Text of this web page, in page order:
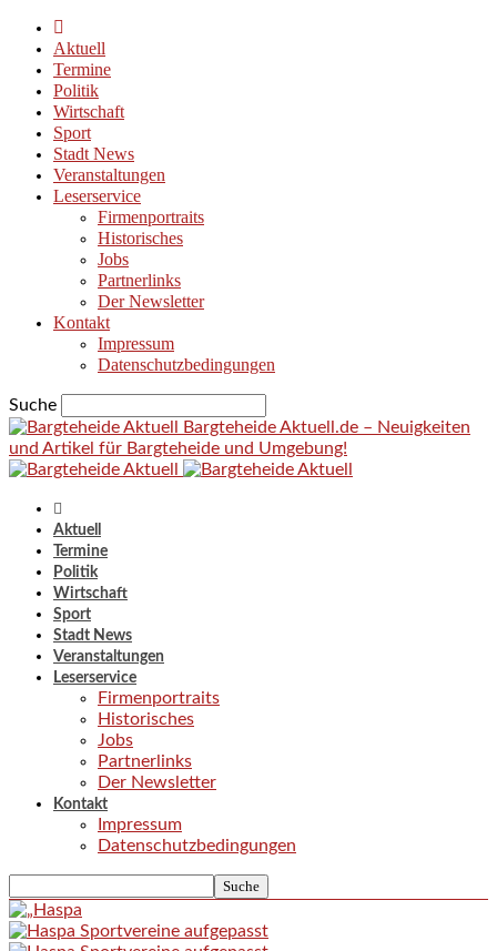
Aktuell
Termine
Politik
Wirtschaft
Sport
Stadt News
Veranstaltungen
Leserservice
Firmenportraits
Historisches
Jobs
Partnerlinks
Der Newsletter
Kontakt
Impressum
Datenschutzbedingungen
Suche
Bargteheide Aktuell.de – Neuigkeiten
und Artikel für Bargteheide und Umgebung!
Aktuell
Termine
Politik
Wirtschaft
Sport
Stadt News
Veranstaltungen
Leserservice
Firmenportraits
Historisches
Jobs
Partnerlinks
Der Newsletter
Kontakt
Impressum
Datenschutzbedingungen